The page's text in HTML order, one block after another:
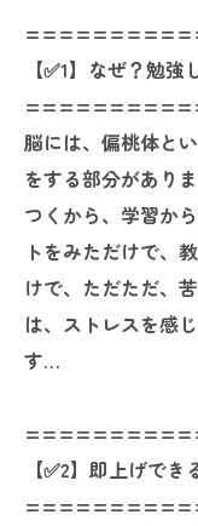
【✅️1】なぜ？勉強
脳には、偏桃体と
をする部分があり
つくから、学習か
トをみただけで、
けで、ただただ、
は、ストレスを感
す…
【✅️2】即上げで